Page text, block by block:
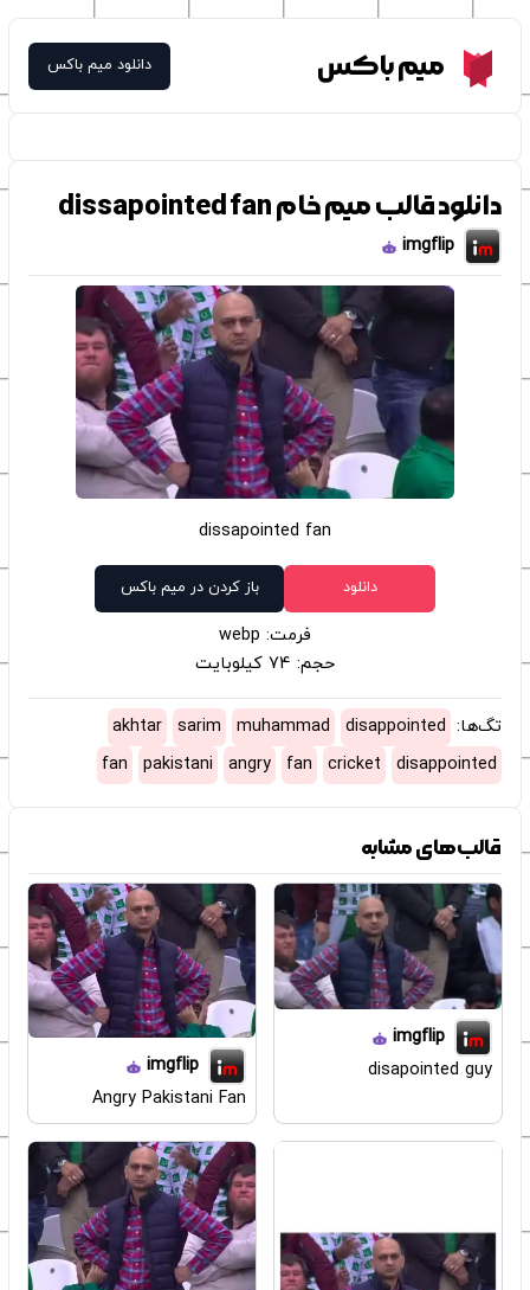
Meme Boxمیم باکس دانلود میم باکس
دانلود قالب میم خام dissapointed fan
imgflip
dissapointed fan
دانلود باز کردن در میم باکس
فرمت: webp
حجم: 74 کیلوبایت
تگ‌ها: disappointed
muhammad
sarim
akhtar
disappointed
cricket
fan
angry
pakistani
fan
قالب‌های مشابه
imgflip
disapointed guy
imgflip
Angry Pakistani Fan